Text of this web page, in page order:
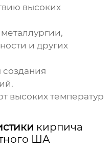
высоких
и других
создания
высоких температур
кирпича
ША